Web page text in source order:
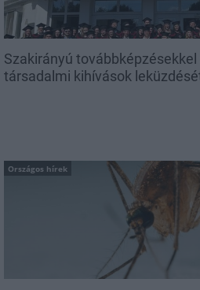
Szakirányú
társadalmi kihívások
Országos hírek